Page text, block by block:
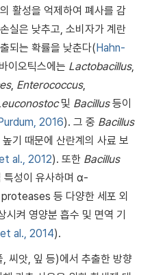
활성을 억제하여 폐사를 감
실은 낮추고, 소비자가 계란
되는 확률을 낮춘다(Hahn-
이오틱스에는 Lactobacillus,
, Enterococcus,
및 Bacillus등이
2016). 그 중 Bacillus
기 때문에 산란계의 사료 보
al., 2012). 또한 Bacillus
특성이 유사하며 α-
등 다양한 세포 외
켜 영양분 흡수 및 면역 기
al., 2014).
씨앗, 잎 등)에서 추출한 방향